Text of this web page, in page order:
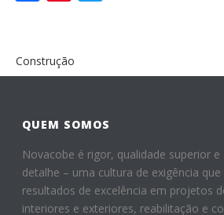
b
o
k
e
QUEM SOMOS
Novacobe é rigor, qualidade superior
detalhe – uma cultura de exigência
resultados de excelência em projetos
interiores e exteriores, reabilitação e